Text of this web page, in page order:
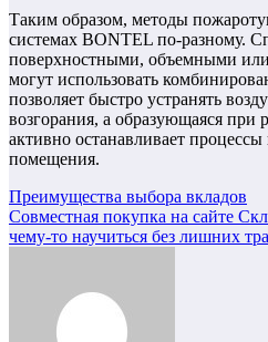
Таким образом, методы
системах BONTEL по-разному.
поверхностными, объемными
могут использовать
позволяет быстро устранять
возгорания, а образующаяся при
активно останавливает
помещения.
Навигация
по
Преимущества выбора вкладов
Совместная покупка на сайте
чему-то научиться без лишних